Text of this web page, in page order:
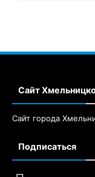
Сайт
Сайт города
Подписаться